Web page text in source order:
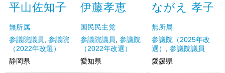
平山佐知子
無所属
参議院議員
,参議院
（2022年改選）
静岡県
伊藤孝恵
国民民主党
参議院議員
,参議院
（2022年改選）
愛知県
ながえ 孝子
無所属
参議院（2025年改
選）
参議院議員
愛媛県